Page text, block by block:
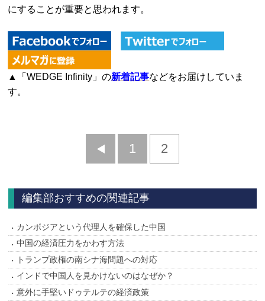
にすることが重要と思われます。
▲「WEDGE Infinity」の新着記事などをお届けしていま
す。
前
1 2
編集部おすすめの関連記事
カンボジアという代理人を確保した中国
中国の経済圧力をかわす方法
トランプ政権の南シナ海問題への対応
インドで中国人を見かけないのはなぜか？
意外に手堅いドゥテルテの経済政策